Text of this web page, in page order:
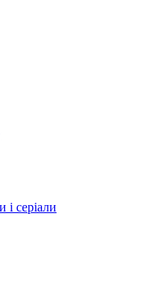
і серіали